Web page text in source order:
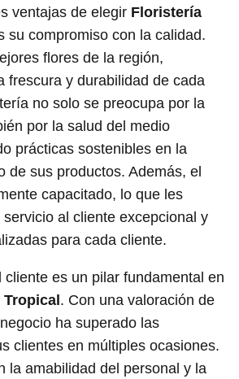
ventajas de elegir Floristería
su compromiso con la calidad.
flores de la región,
frescura y durabilidad de cada
no solo se preocupa por la
por la salud del medio
prácticas sostenibles en la
de sus productos. Además, el
capacitado, lo que les
al cliente excepcional y
para cada cliente.
cliente es un pilar fundamental en
. Con una valoración de
ha superado las
clientes en múltiples ocasiones.
la amabilidad del personal y la